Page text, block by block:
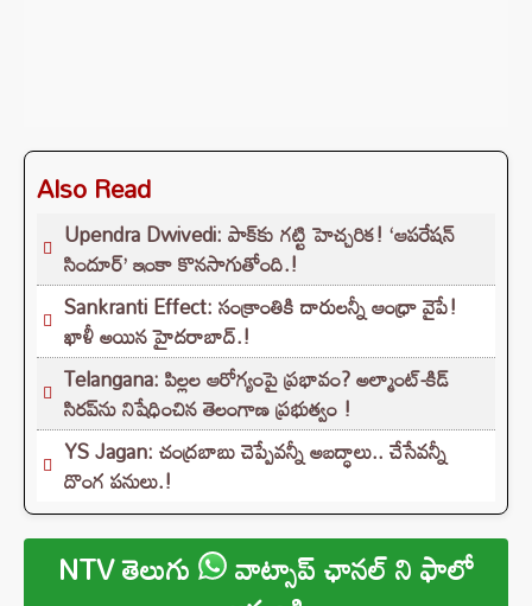
Also Read
Upendra Dwivedi: పాక్‌కు గట్టి హెచ్చరిక! ‘ఆపరేషన్
సిందూర్’ ఇంకా కొనసాగుతోంది.!
Sankranti Effect: సంక్రాంతికి దారులన్నీ ఆంధ్రా వైపే!
ఖాళీ అయిన హైదరాబాద్.!
Telangana: పిల్లల ఆరోగ్యంపై ప్రభావం? అల్మాంట్-కిడ్
సిరప్‌ను నిషేధించిన తెలంగాణ ప్రభుత్వం !
YS Jagan: చంద్రబాబు చెప్పేవన్నీ అబద్ధాలు.. చేసేవన్నీ
దొంగ పనులు.!
NTV తెలుగు వాట్సాప్ ఛానల్ ని ఫాలో